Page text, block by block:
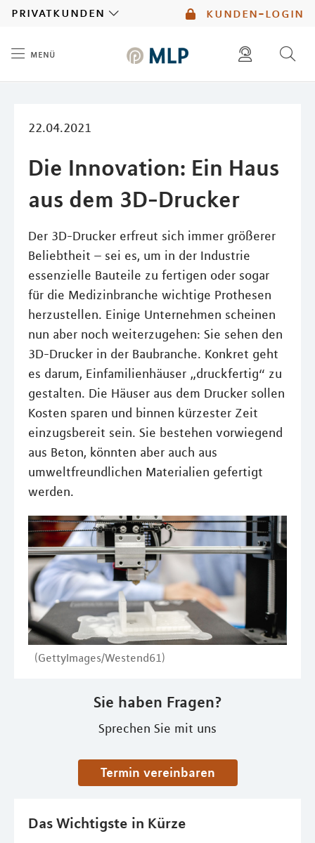
kunden-login
privatkunden
menü
22.04.2021
Die Innovation: Ein Haus
aus dem 3D-Drucker
Der 3D-Drucker erfreut sich immer größerer
Beliebtheit – sei es, um in der Industrie
essenzielle Bauteile zu fertigen oder sogar
für die Medizinbranche wichtige Prothesen
herzustellen. Einige Unternehmen scheinen
nun aber noch weiterzugehen: Sie sehen den
3D-Drucker in der Baubranche. Konkret geht
es darum, Einfamilienhäuser „druckfertig“ zu
gestalten. Die Häuser aus dem Drucker sollen
Kosten sparen und binnen kürzester Zeit
einzugsbereit sein. Sie bestehen vorwiegend
aus Beton, könnten aber auch aus
umweltfreundlichen Materialien gefertigt
werden.
(GettyImages/Westend61)
Sie haben Fragen?
Sprechen Sie mit uns
Termin vereinbaren
Das Wichtigste in Kürze